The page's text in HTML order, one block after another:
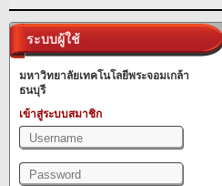
ระบบผู้ใช้
มหาวิทยาลัยเทคโนโลยีพระจอมเกล้า
ธนบุรี
เข้าสู่ระบบสมาชิก